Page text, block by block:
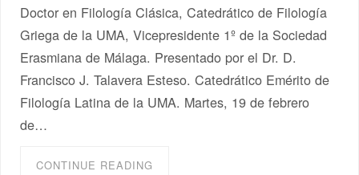
Doctor en Filología Clásica, Catedrático de Filología
Griega de la UMA, Vicepresidente 1º de la Sociedad
Erasmiana de Málaga. Presentado por el Dr. D.
Francisco J. Talavera Esteso. Catedrático Emérito de
Filología Latina de la UMA. Martes, 19 de febrero
de…
CONTINUE READING